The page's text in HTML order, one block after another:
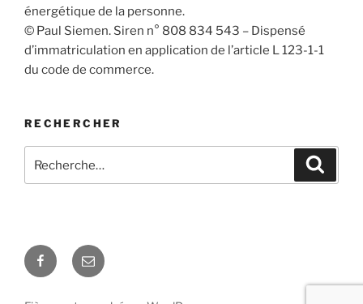
énergétique de la personne.
© Paul Siemen. Siren n° 808 834 543 – Dispensé
d’immatriculation en application de l’article L 123-1-1
du code de commerce.
RECHERCHER
pour
Facebook
E-
mail